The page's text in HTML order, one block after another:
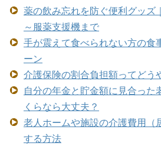
薬の飲み忘れを防ぐ便利グッズ
～服薬支援機まで
手が震えて食べられない方の食
ーン
介護保険の割合負担額ってどう
自分の年金と貯金額に見合っ
くらなら大丈夫？
老人ホームや施設の介護費用（
する方法